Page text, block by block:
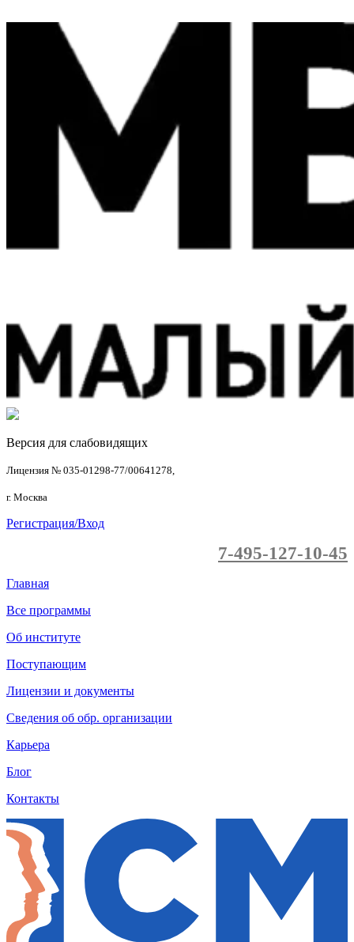
Версия для слабовидящих
Лицензия № 035-01298-77/00641278,
г. Москва
Регистрация/Вход
7-495-127-10-45
Главная
Все программы
Об институте
Поступающим
Лицензии и документы
Сведения об обр. организации
Карьера
Блог
Контакты